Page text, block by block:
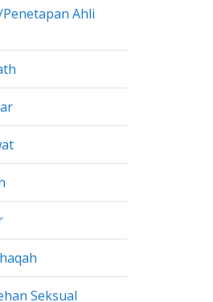
Penetapan Ahli
Seksual